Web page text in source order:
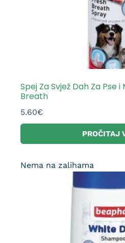
Spej Za Svjež Dah Za Pse
Breath
5.60€
PROČITAJ
Nema na zalihama